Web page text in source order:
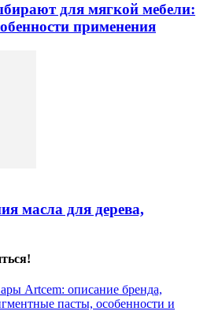
для мягкой мебели:
применения
масла для дерева,